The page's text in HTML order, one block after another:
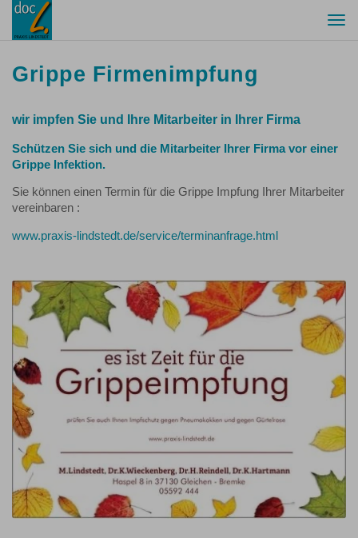
Grippe Firmenimpfung
wir impfen Sie und Ihre Mitarbeiter in Ihrer Firma
Schützen Sie sich und die Mitarbeiter Ihrer Firma vor einer
Grippe Infektion.
Sie können einen Termin für die Grippe Impfung Ihrer Mitarbeiter
vereinbaren :
www.praxis-lindstedt.de/service/terminanfrage.html